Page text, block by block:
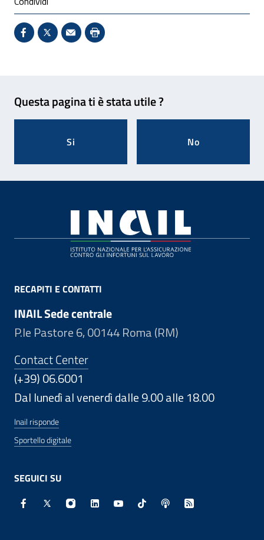
Condividi su Facebook - Sito esterno - Apertura in
X - Sito esterno - Apertura in nuova finestra
Invio Mail: apre il programma di posta
Stampa pagina: scelta meno
Questa pagina ti è stata utile ?
Si No
RECAPITI E CONTATTI
INAIL Sede centrale
P.le Pastore 6, 00144 Roma (RM)
Contact Center
(+39) 06.6001
Dal lunedì al venerdì dalle 9.00 alle 18.00
Inail risponde
Sportello digitale
SEGUICI SU
Facebook - Sito esterno - Apertura in nuova finestra
X - Sito esterno - Apertura in nuova finestra
Instagram - Sito esterno - Apertura in
Linkedin - Sito esterno - Apertura in
Youtube - Sito esterno -
TikTok - Sito esterno -
Spreaker - Sito
Feed RSS -